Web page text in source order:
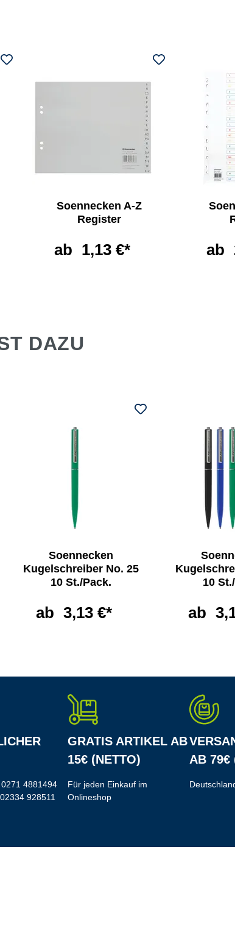
Soennecken A-Z
Register
ab 1,13 €* ab
DAZU
Soennecken
Kugelschreiber No. 25
10 St./Pack.
ab 3,13 €*
10 St./
ab
0271 4881494
02334 928511
GRATIS ARTIKEL AB
15€ (NETTO)
Für jeden Einkauf im
Onlineshop
AB 79€